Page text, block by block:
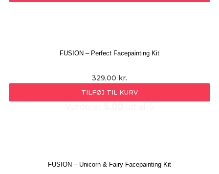
FUSION – Perfect Facepainting Kit
329,00 kr.
TILFØJ TIL KURV
FUSION – Unicorn & Fairy Facepainting Kit